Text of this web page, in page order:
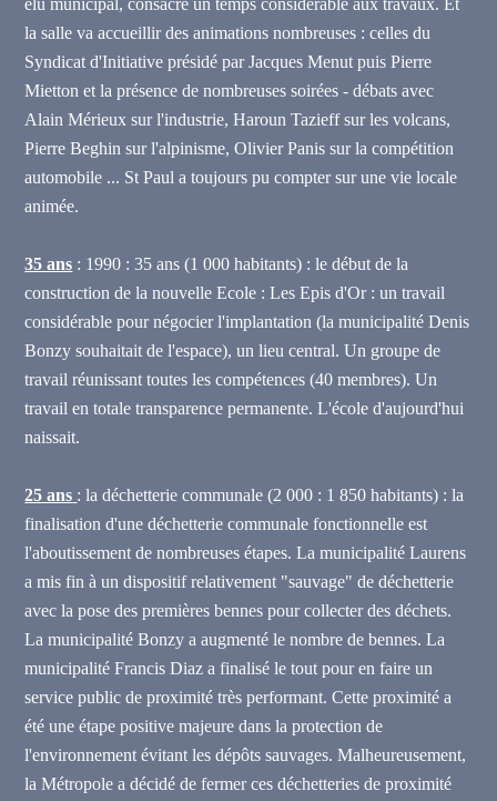
la salle va accueillir des animations nombreuses : celles du
Syndicat d'Initiative présidé par Jacques Menut puis Pierre
Mietton et la présence de nombreuses soirées - débats avec
Alain Mérieux sur l'industrie, Haroun Tazieff sur les volcans,
Pierre Beghin sur l'alpinisme, Olivier Panis sur la compétition
automobile ... St Paul a toujours pu compter sur une vie locale
animée.
35 ans : 1990 : 35 ans (1 000 habitants) : le début de la
construction de la nouvelle Ecole : Les Epis d'Or : un travail
considérable pour négocier l'implantation (la municipalité Denis
Bonzy souhaitait de l'espace), un lieu central. Un groupe de
travail réunissant toutes les compétences (40 membres). Un
travail en totale transparence permanente. L'école d'aujourd'hui
naissait.
25 ans : la déchetterie communale (2 000 : 1 850 habitants) : la
finalisation d'une déchetterie communale fonctionnelle est
l'aboutissement de nombreuses étapes. La municipalité Laurens
a mis fin à un dispositif relativement "sauvage" de déchetterie
avec la pose des premières bennes pour collecter des déchets.
La municipalité Bonzy a augmenté le nombre de bennes. La
municipalité Francis Diaz a finalisé le tout pour en faire un
service public de proximitétrès performant. Cette proximité a
été une étape positive majeure dans la protection de
l'environnement évitant les dépôts sauvages. Malheureusement,
la Métropole a décidé de fermer ces déchetteries de proximité